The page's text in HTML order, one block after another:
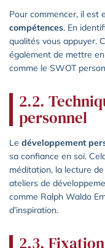
Pour commencer, il est
compétences. En
qualités vous appuyer.
également de mettre
comme le SWOT
2.2.
personnel
Le développement
sa confiance en soi.
méditation, la lecture
ateliers de
comme Ralph Waldo
d’inspiration.
2.3.